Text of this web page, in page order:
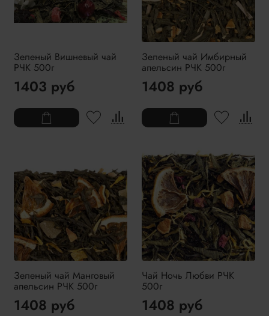
Зеленый Вишневый чай
РЧК 500г
1403 руб
Зеленый чай Имбирный
апельсин РЧК 500г
1408 руб
Зеленый чай Манговый
апельсин РЧК 500г
1408 руб
Чай Ночь Любви РЧК
500г
1408 руб